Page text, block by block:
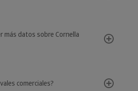
más datos sobre Cornella
comerciales?